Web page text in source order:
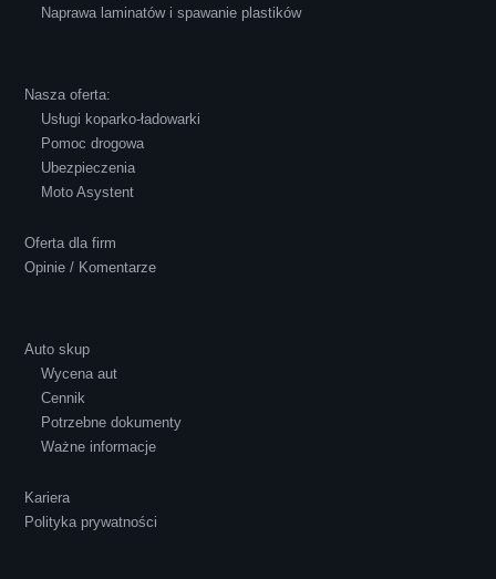
Polecam S-Car.pl, szybka i bardzo miła
Naprawa laminatów i spawanie plastików
Nasza oferta:
Usługi koparko-ładowarki
Pomoc drogowa
Ubezpieczenia
Moto Asystent
Oferta dla firm
Opinie / Komentarze
Auto skup
Wycena aut
Cennik
Potrzebne dokumenty
Ważne informacje
Kariera
Polityka prywatności